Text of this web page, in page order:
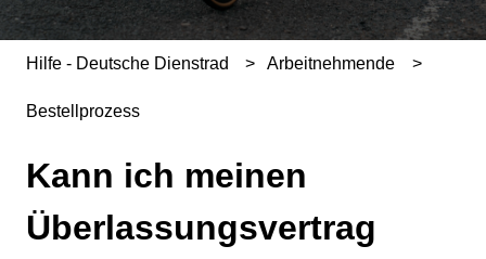
Hilfe - Deutsche Dienstrad Arbeitnehmende
Bestellprozess
Kann ich meinen
Überlassungsvertrag